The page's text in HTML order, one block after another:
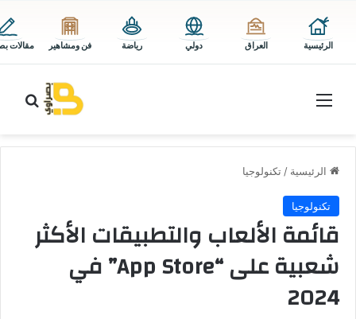
الرئيسية العراق دولي رياضة فن ومشاهير مقالات
القائمة
الرئيسية / تكنولوجيا
تكنولوجيا
قائمة الألعاب والتطبيقات الأكثر
شعبية على “App Store” في
2024